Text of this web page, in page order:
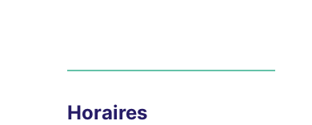
Horaires